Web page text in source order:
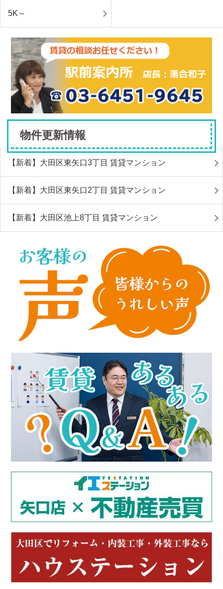
5K～
物件更新情報
【新着】大田区東矢口3丁目 賃貸マンション
【新着】大田区東矢口2丁目 賃貸マンション
【新着】大田区池上8丁目 賃貸マンション